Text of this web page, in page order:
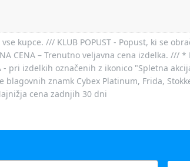
kupce. /// KLUB POPUST - Popust, ki se
– Trenutno veljavna cena izdelka. /// *
- pri izdelkih označenih z ikonico "Spletna
znamk Cybex Platinum, Frida,
cena zadnjih 30 dni